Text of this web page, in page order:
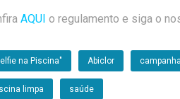
AQUI o regulamento e siga o
na Piscina" Abiclor
limpa saúde